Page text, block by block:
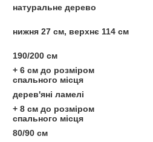
натуральне дерево
нижня 27 см, верхнє 114 см
190/200 см
+ 6 см до розміром
спального місця
дерев'яні ламелі
+ 8 см до розміром
спального місця
80/90 см